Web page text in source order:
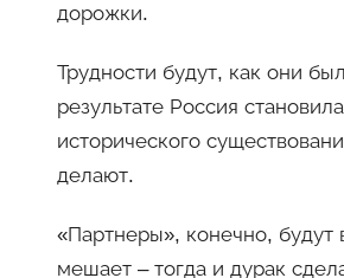
дорожки.
Трудности будут, как они
результате Россия
исторического
делают.
«Партнеры», конечно, будут
мешает – тогда и дурак